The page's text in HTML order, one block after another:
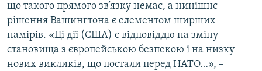
що такого прямого зв’язку немає, а нинішнє
рішення Вашингтона є елементом ширших
намірів. «Ці дії (США) є відповіддю на зміну
становища з європейською безпекою і на низку
нових викликів, що постали перед НАТО…», –